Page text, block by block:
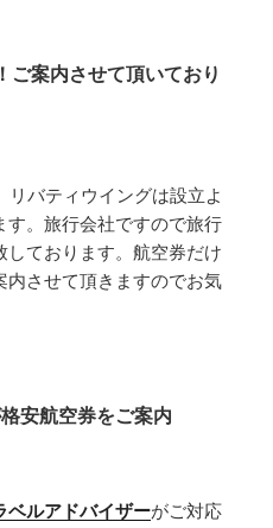
ご案内させて頂いており
バティウイングは設立よ
す。旅行会社ですので旅行
ております。航空券だけ
内させて頂きますのでお気
安航空券をご案内
ベルアドバイザーがご対応